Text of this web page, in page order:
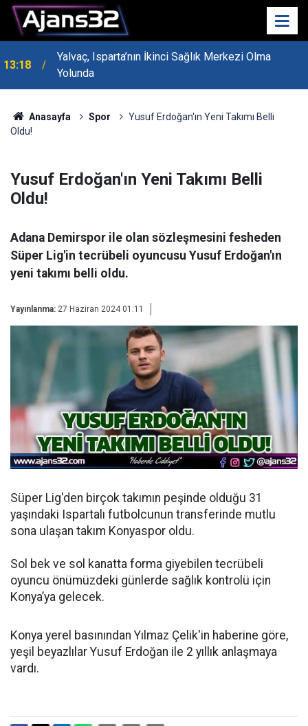
13:18
Yalvaç, Isparta’nın İkinci Sağlık Merkezi Olma
Yolunda
13:14
MHP Genel Başkan Yardımcısı Bayraktar Isparta’da
Konuştu
Anasayfa Spor
Yusuf Erdoğan'ın Yeni Takımı Belli
Oldu!
Yusuf Erdoğan'ın Yeni Takımı Belli
Oldu!
Adana Demirspor ile olan sözleşmesini fesheden
Süper Lig'in tecrübeli oyuncusu Yusuf Erdoğan'ın
yeni takımı belli oldu.
Yayınlanma: 27 Haziran 2024 01:11
Süper Lig'den birçok takımın peşinde olduğu 31
yaşındaki Ispartalı futbolcunun transferinde mutlu
sona ulaşan takım Konyaspor oldu.
Sol bek ve sol kanatta forma giyebilen tecrübeli
oyuncu önümüzdeki günlerde sağlık kontrolü için
Konya’ya gelecek.
Konya yerel basınından Yılmaz Çelik'in haberine göre,
yeşil beyazlılar Yusuf Erdoğan ile 2 yıllık anlaşmaya
vardı.